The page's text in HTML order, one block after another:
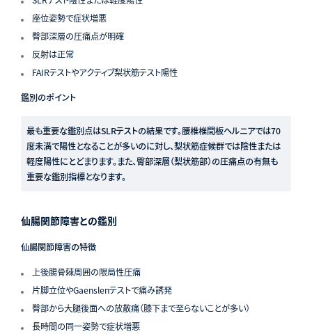
座位姿勢で症状増悪
臀部深層の圧痛点が明確
反射は正常
FAIRテストやアクティブ梨状筋テスト陽性
鑑別のポイント
最も重要な鑑別点はSLRテストの結果です。腰椎椎間板ヘルニアでは70
度未満で陽性となることが多いのに対し、梨状筋症候群では陰性または
軽度陽性にとどまります。また、臀部深層（梨状筋部）の圧痛点の有無も
重要な鑑別指標となります。
仙腸関節障害との鑑別
仙腸関節障害の特徴
上後腸骨棘周囲の限局性圧痛
片脚立位やGaenslenテストで痛み誘発
臀部から大腿後面への放散痛（膝下まで至らないことが多い）
長時間の同一姿勢で症状増悪